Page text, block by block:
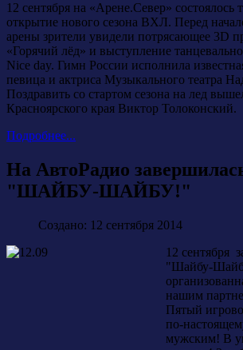
12 сентября на «Арене.Север» состоялось
открытие нового сезона ВХЛ. Перед
арены зрители увидели потрясающее 3D
«Горячий лёд» и выступление
Nice day. Гимн России исполнила
певица и актриса Музыкального театра
Поздравить со стартом сезона на лед
Красноярского края Виктор Толоконский.
Подробнее...
На АвтоРадио
"ШАЙБУ-ШАЙБУ!"
Создано: 12 сентября 2014
12 сентября
"Шайбу-
нашим
Пятый
по-
мужским! В